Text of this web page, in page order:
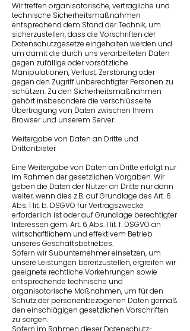
Wir treffen organisatorische, vertragliche und
technische Sicherheitsmaßnahmen
entsprechend dem Stand der Technik, um
sicherzustellen, dass die Vorschriften der
Daten­schutz­gesetze eingehalten werden und
um damit die durch uns verarbeiteten Daten
gegen zufällige oder vorsätzliche
Manipulationen, Verlust, Zerstörung oder
gegen den Zugriff unberechtigter Personen zu
schützen. Zu den Sicherheits­maß­nahmen
gehört insbesondere die verschlüsselte
Übertragung von Daten zwischen Ihrem
Browser und unserem Server.
Weitergabe von Daten an Dritte und
Drittanbieter
Eine Weitergabe von Daten an Dritte erfolgt nur
im Rahmen der gesetzlichen Vorgaben. Wir
geben die Daten der Nutzer an Dritte nur dann
weiter, wenn dies z.B. auf Grundlage des Art. 6
Abs. 1 lit. b. DSGVO für Vertragszwecke
erforderlich ist oder auf Grundlage berechtigter
Interessen gem. Art. 6 Abs. 1 lit. f. DSGVO an
wirtschaftlichem und effektivem Betrieb
unseres Geschäftsbetriebes.
Sofern wir Subunternehmer einsetzen, um
unsere Leistungen bereitzustellen, ergreifen wir
geeignete rechtliche Vorkehrungen sowie
entsprechende technische und
organisatorische Maßnahmen, um für den
Schutz der personen­bezogenen Daten gemäß
den einschlägigen gesetzlichen Vorschriften
zu sorgen.
Sofern im Rahmen dieser Datenschutz­